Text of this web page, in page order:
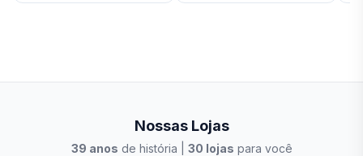
Nossas Lojas
39 anos de história | 30 lojas para você